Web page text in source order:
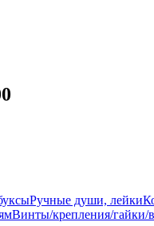
Ручные души, лейки
Винты/крепления/гайки/